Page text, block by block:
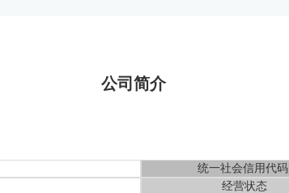
公司简介
统一社会信用代码
经营状态